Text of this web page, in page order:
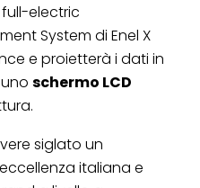
electric
System di Enel X
e proietterà i dati in
schermo LCD
siglato un
italiana e